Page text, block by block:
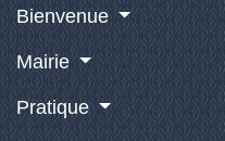
Bienvenue
Mairie
Pratique